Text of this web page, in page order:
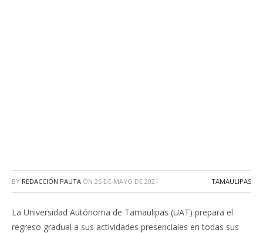
BY REDACCIÓN PAUTA ON 25 DE MAYO DE 2021 TAMAULIPAS
La Universidad Autónoma de Tamaulipas (UAT) prepara el
regreso gradual a sus actividades presenciales en todas sus